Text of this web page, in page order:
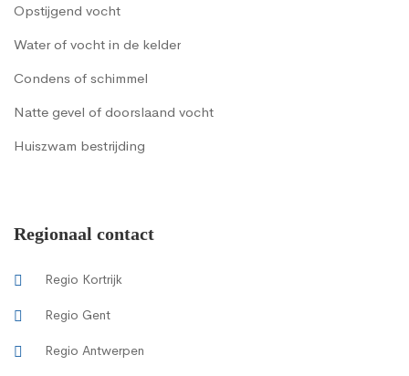
Opstijgend vocht
Water of vocht in de kelder
Condens of schimmel
Natte gevel of doorslaand vocht
Huiszwam bestrijding
Regionaal contact
Regio Kortrijk
Regio Gent
Regio Antwerpen